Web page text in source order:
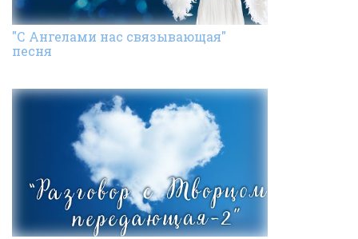
"С Ангелами нас связывающая"
песня